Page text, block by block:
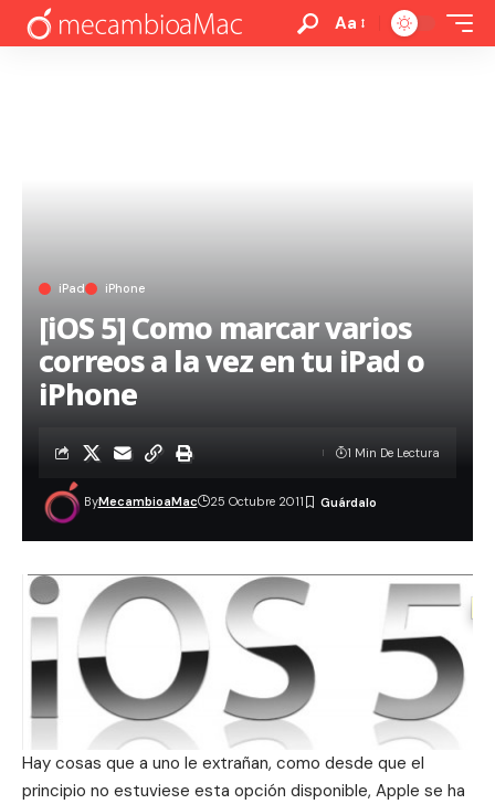
Aa
iPad iPhone
[iOS 5] Como marcar varios
correos a la vez en tu iPad o
iPhone
ByMecambioaMac 25 Octubre 2011
1 Min De Lectura
Hay cosas que a uno le extrañan, como desde que el
principio no estuviese esta opción disponible, Apple se ha